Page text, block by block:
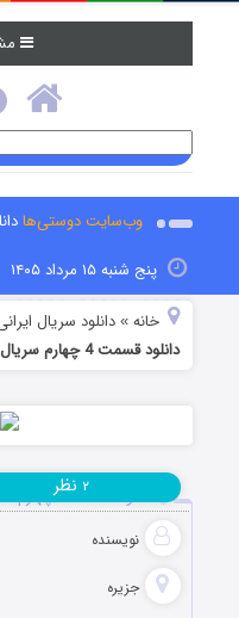
وب‌سایت دوستی‌ها
پنج شنبه ۱۵ مرداد ۱۴۰۵
خانه »دانلود سریال
دانلود قسمت 4 چهارم سریال جزیره
دانلود قسمت 4 چهارم سریال جزیره
نویسنده
جزیره
۲ نظر